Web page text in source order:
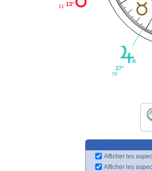
13°
11'
27°
59'
Afficher les
Afficher les